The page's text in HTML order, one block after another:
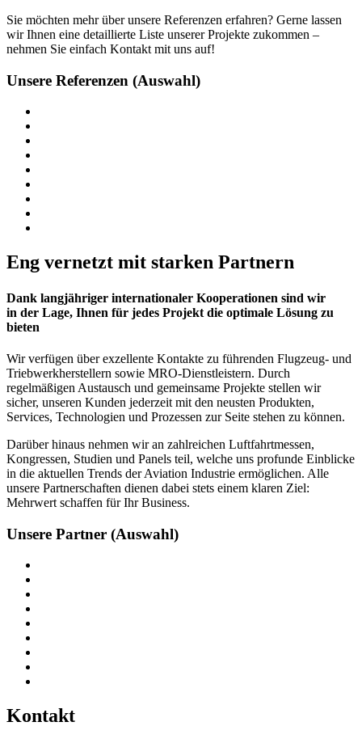
Sie möchten mehr über unsere Referenzen erfahren? Gerne lassen
wir Ihnen eine detaillierte Liste unserer Projekte zukommen –
nehmen Sie einfach Kontakt mit uns auf!
Unsere Referenzen (Auswahl)
Eng vernetzt mit starken Partnern
Dank langjähriger internationaler Kooperationen sind wir
in der Lage, Ihnen für jedes Projekt die optimale Lösung zu
bieten
Wir verfügen über exzellente Kontakte zu führenden Flugzeug- und
Triebwerkherstellern sowie MRO-Dienstleistern. Durch
regelmäßigen Austausch und gemeinsame Projekte stellen wir
sicher, unseren Kunden jederzeit mit den neusten Produkten,
Services, Technologien und Prozessen zur Seite stehen zu können.
Darüber hinaus nehmen wir an zahlreichen Luftfahrtmessen,
Kongressen, Studien und Panels teil, welche uns profunde Einblicke
in die aktuellen Trends der Aviation Industrie ermöglichen. Alle
unsere Partnerschaften dienen dabei stets einem klaren Ziel:
Mehrwert schaffen für Ihr Business.
Unsere Partner (Auswahl)
Kontakt